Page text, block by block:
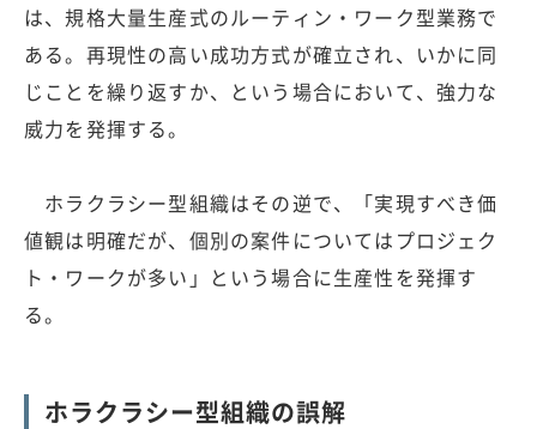
は、規格大量生産式のルーティン・ワーク型業務で
ある。再現性の高い成功方式が確立され、いかに同
じことを繰り返すか、という場合において、強力な
威力を発揮する。
ホラクラシー型組織はその逆で、「実現すべき価
値観は明確だが、個別の案件についてはプロジェク
ト・ワークが多い」という場合に生産性を発揮す
る。
ホラクラシー型組織の誤解